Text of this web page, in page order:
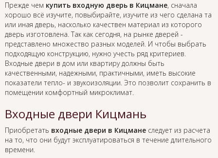
Прежде чем купить входную дверь в Кицмане, сначала
хорошо всё изучите, повыбирайте, изучите из чего сделана та
или иная дверь, насколько качествен материал из которого
дверь изготовлена. Так как сегодня, на рынке дверей -
представлено множество разных моделей. И чтобы выбрать
подходящую конструкцию, нужно учесть ряд критериев.
Входные двери в дом или квартиру должны быть
качественными, надежными, практичными, иметь высокие
показатели тепло- и звукоизоляции. Это позволит сохранить в
помещении комфортный микроклимат.
Входные двери Кицмань
Приобретать входные двери в Кицмане следует из расчета
на то, что они будут эксплуатироваться в течение длительного
времени.